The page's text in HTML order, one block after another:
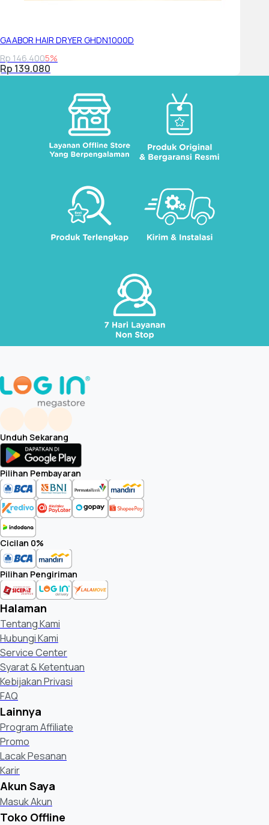
GAABOR HAIR DRYER GHDN1000D
Rp 146.4005%
Rp 139.080
Unduh Sekarang
Pilihan Pembayaran
Cicilan 0%
Pilihan Pengiriman
Halaman
Tentang Kami
Hubungi Kami
Service Center
Syarat & Ketentuan
Kebijakan Privasi
FAQ
Lainnya
Program Affiliate
Promo
Lacak Pesanan
Karir
Akun Saya
Masuk Akun
Toko Offline